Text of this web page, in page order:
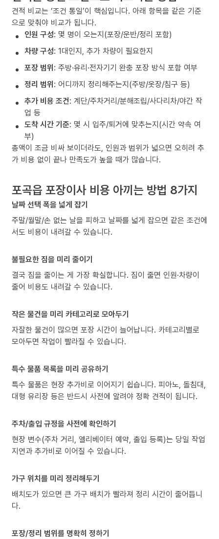
견적 비교는 ‘조건 통일’이 핵심입니다. 아래 항목을 같은 기준
으로 맞춰야 비교가 됩니다.
인원 구성: 몇 명이 오는지(포장/운반/정리 포함)
차량 구성: 1대인지, 추가 차량이 필요한지
포장 범위: 주방·유리·전자기기 완충 포장 방식 포함 여부
정리 범위: 어디까지 정리해주는지(주방/옷장/침구 등)
추가 비용 조건: 계단/주차거리/분해조립/사다리차/야간 작
업 등
도착 시간 기준: 몇 시 입주/퇴거에 맞추는지(시간 약속 여
부)
총액이 조금 비싸 보이더라도, 인원과 범위가 넓으면 오히려 추
가 비용 없이 끝나 만족도가 높을 때가 많습니다.
포곡읍 포장이사 비용 아끼는 방법 8가지
날짜 선택 폭을 넓게 잡기
주말/월말/손 없는 날을 피하고 날짜를 넓게 잡으면 같은 조건에
서도 비용이 내려갈 수 있습니다.
불필요한 짐을 미리 줄이기
결국 짐을 줄이는 게 가장 확실합니다. 짐이 줄면 인원·차량이
줄어 비용도 내려갈 수 있습니다.
작은 물건을 미리 카테고리로 모아두기
자잘한 물건이 많으면 포장 시간이 늘어납니다. 카테고리별로
모아두면 작업이 빨라질 수 있습니다.
특수 물품 목록을 미리 공유하기
특수 물품은 현장 추가비로 이어지기 쉽습니다. 피아노, 돌침대,
대형 유리장 등은 반드시 사전에 알려야 정확 견적이 됩니다.
주차/출입 규정을 사전에 확인하기
현장 변수(주차 거리, 엘리베이터 예약, 출입 등록)는 당일 작업
지연과 추가비로 이어질 수 있습니다.
가구 위치를 미리 정리해두기
배치도가 있으면 큰 가구 배치가 빨라져 정리 시간이 줄어듭니
다.
포장/정리 범위를 명확히 정하기